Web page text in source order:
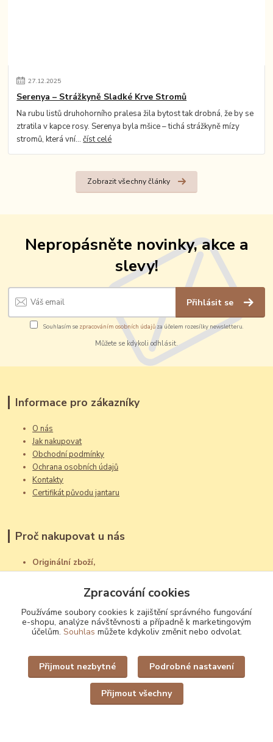
27.12.2025
Serenya – Strážkyně Sladké Krve Stromů
Na rubu listů druhohorního pralesa žila bytost tak drobná, že by se
ztratila v kapce rosy. Serenya byla mšice – tichá strážkyně mízy
stromů, která vní...číst celé
Zobrazit všechny články
Nepropásněte novinky, akce a
slevy!
Přihlásit se
Souhlasím se zpracováním osobních údajůza účelem rozesílky newsletteru.
Můžete se kdykoli odhlásit.
Informace pro zákazníky
O nás
Jak nakupovat
Obchodní podmínky
Ochrana osobních údajů
Kontakty
Certifikát původu jantaru
Proč nakupovat u nás
Originální zboží,
které jinde nekoupíte
Kvalita a pravost,
Rychlé dodání
expedujeme do 24 h
Zpracování cookies
Používáme soubory cookies k zajištění správného fungování
e-shopu, analýze návštěvnosti a případně k marketingovým
účelům. Souhlas můžete kdykoliv změnit nebo odvolat.
Přijmout nezbytné Podrobné nastavení
Přijmout všechny